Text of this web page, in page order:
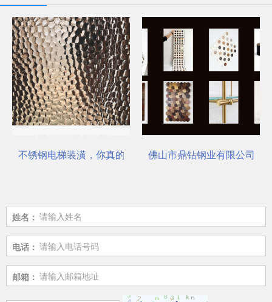
不锈钢电梯装潢，你真的选对了吗？佛山市鼎钻钢业有限公司，
姓名：
电话：
邮箱：